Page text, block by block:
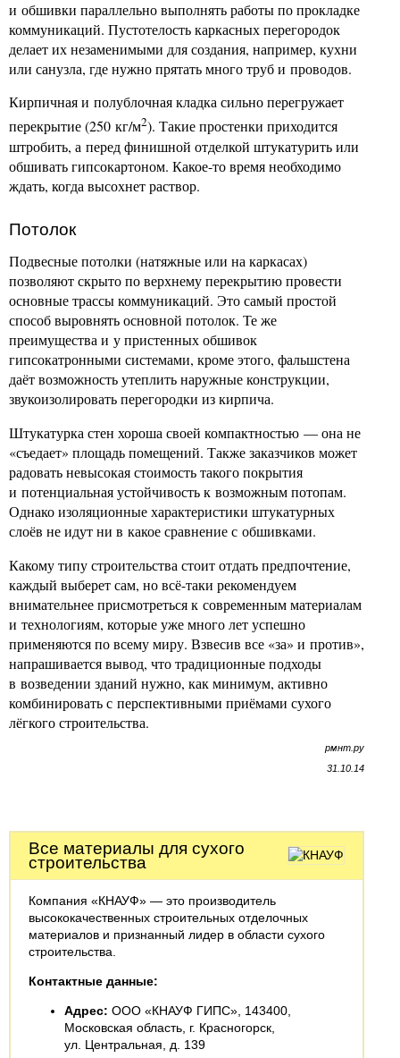
и обшивки параллельно выполнять работы по прокладке
коммуникаций. Пустотелость каркасных перегородок
делает их незаменимыми для создания, например, кухни
или санузла, где нужно прятать много труб и проводов.
Кирпичная и полублочная кладка сильно перегружает
перекрытие (250 кг/м2). Такие простенки приходится
штробить, а перед финишной отделкой штукатурить или
обшивать гипсокартоном. Какое-то время необходимо
ждать, когда высохнет раствор.
Потолок
Подвесные потолки (натяжные или на каркасах)
позволяют скрыто по верхнему перекрытию провести
основные трассы коммуникаций. Это самый простой
способ выровнять основной потолок. Те же
преимущества и у пристенных обшивок
гипсокатронными системами, кроме этого, фальшстена
даёт возможность утеплить наружные конструкции,
звукоизолировать перегородки из кирпича.
Штукатурка стен хороша своей компактностью — она не
«съедает» площадь помещений. Также заказчиков может
радовать невысокая стоимость такого покрытия
и потенциальная устойчивость к возможным потопам.
Однако изоляционные характеристики штукатурных
слоёв не идут ни в какое сравнение с обшивками.
Какому типу строительства стоит отдать предпочтение,
каждый выберет сам, но всё-таки рекомендуем
внимательнее присмотреться к современным материалам
и технологиям, которые уже много лет успешно
применяются по всему миру. Взвесив все «за» и против»,
напрашивается вывод, что традиционные подходы
в возведении зданий нужно, как минимум, активно
комбинировать с перспективными приёмами сухого
лёгкого строительства.
рмнт.ру
31.10.14
Все материалы для сухого
строительства
Компания «КНАУФ» — это производитель
высококачественных строительных отделочных
материалов и признанный лидер в области сухого
строительства.
Контактные данные:
Адрес: ООО «КНАУФ ГИПС», 143400,
Московская область, г. Красногорск,
ул. Центральная, д. 139